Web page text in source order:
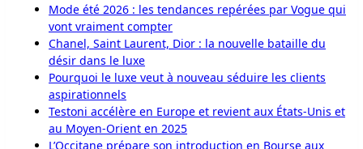
Mode été 2026 : les tendances repérées par Vogue qui
vont vraiment compter
Chanel, Saint Laurent, Dior : la nouvelle bataille du
désir dans le luxe
Pourquoi le luxe veut à nouveau séduire les clients
aspirationnels
Testoni accélère en Europe et revient aux États-Unis et
au Moyen-Orient en 2025
L’Occitane prépare son introduction en Bourse aux